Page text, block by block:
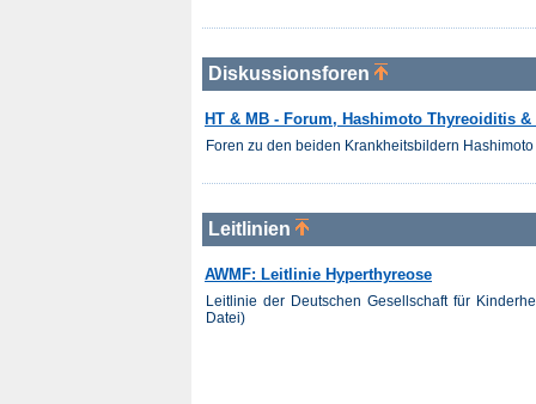
Diskussionsforen
HT & MB - Forum, Hashimoto Thyreoiditis
Foren zu den beiden Krankheitsbildern
Leitlinien
AWMF: Leitlinie Hyperthyreose
Leitlinie der Deutschen Gesellschaft für
Datei)